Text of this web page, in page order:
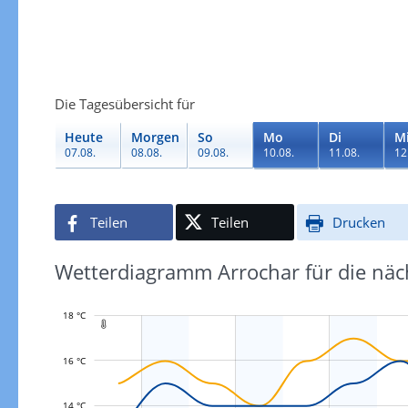
Die Tagesübersicht für
Heute
07.08.
Morgen
08.08.
So
09.08.
Mo
10.08.
Di
11.08.
Mi
Teilen Teilen Drucken
Wetterdiagramm Arrochar für die

14 °C
16 °C
18 °C